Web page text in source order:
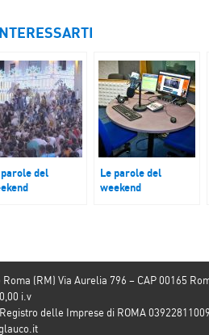
parole del
Postorino.
Le parole del
weekend
(RM) Via Aurelia 796 – CAP 00165
i.v
delle Imprese di ROMA 03922811009